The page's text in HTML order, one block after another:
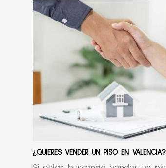
¿QUIERES VENDER UN PISO EN